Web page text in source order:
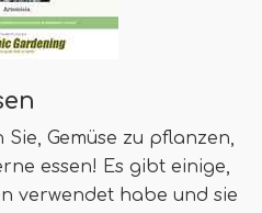
Gemüse zu pflanzen,
essen! Es gibt einige,
verwendet habe und sie